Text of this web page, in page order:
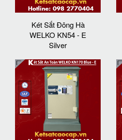
Két Sắt Đông Hà
WELKO KN54 - E
Silver